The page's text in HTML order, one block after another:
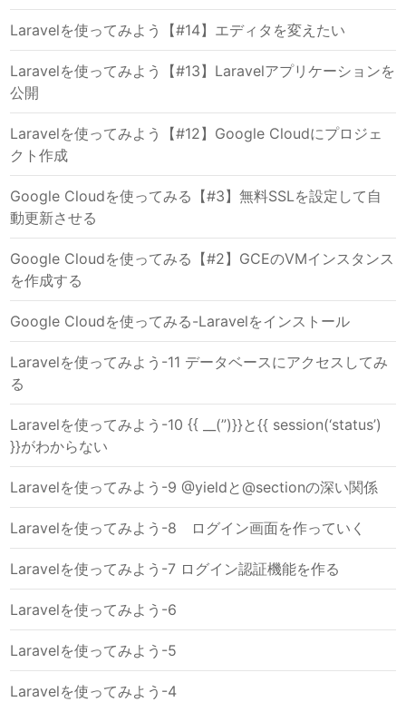
Laravelを使ってみよう【#14】エディタを変えたい
Laravelを使ってみよう【#13】Laravelアプリケーションを
公開
Laravelを使ってみよう【#12】Google Cloudにプロジェ
クト作成
Google Cloudを使ってみる【#3】無料SSLを設定して自
動更新させる
Google Cloudを使ってみる【#2】GCEのVMインスタンス
を作成する
Google Cloudを使ってみる-Laravelをインストール
Laravelを使ってみよう-11 データベースにアクセスしてみ
る
Laravelを使ってみよう-10 {{ __(”)}}と{{ session(‘status’)
}}がわからない
Laravelを使ってみよう-9 @yieldと@sectionの深い関係
Laravelを使ってみよう-8 ログイン画面を作っていく
Laravelを使ってみよう-7 ログイン認証機能を作る
Laravelを使ってみよう-6
Laravelを使ってみよう-5
Laravelを使ってみよう-4